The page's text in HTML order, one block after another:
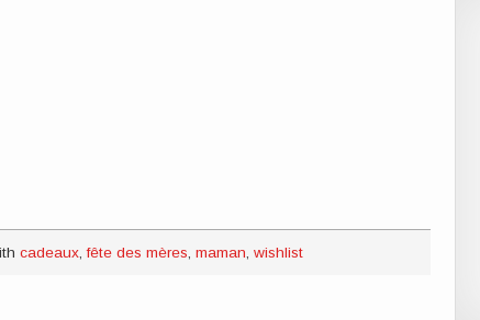
cadeaux,fête des mères,maman,wishlist